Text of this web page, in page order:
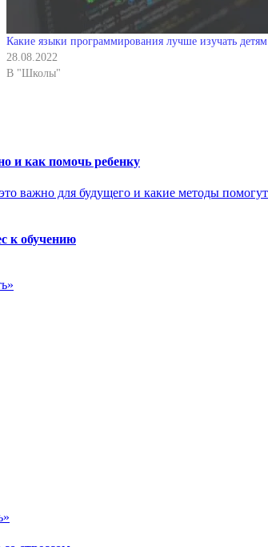
Какие языки программирования лучше изучать детям
28.08.2022
В "Школы"
и как помочь ребенку
к обучению